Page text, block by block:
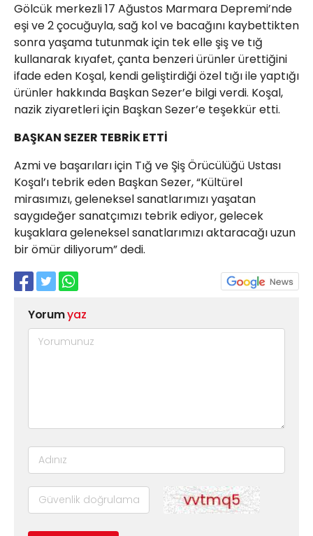
Gölcük merkezli 17 Ağustos Marmara Depremi’nde
eşi ve 2 çocuğuyla, sağ kol ve bacağını kaybettikten
sonra yaşama tutunmak için tek elle şiş ve tığ
kullanarak kıyafet, çanta benzeri ürünler ürettiğini
ifade eden Koşal, kendi geliştirdiği özel tığı ile yaptığı
ürünler hakkında Başkan Sezer’e bilgi verdi. Koşal,
nazik ziyaretleri için Başkan Sezer’e teşekkür etti.
BAŞKAN SEZER TEBRİK ETTİ
Azmi ve başarıları için Tığ ve Şiş Örücülüğü Ustası
Koşal’ı tebrik eden Başkan Sezer, “Kültürel
mirasımızı, geleneksel sanatlarımızı yaşatan
saygıdeğer sanatçımızı tebrik ediyor, gelecek
kuşaklara geleneksel sanatlarımızı aktaracağı uzun
bir ömür diliyorum” dedi.
Yorumyaz